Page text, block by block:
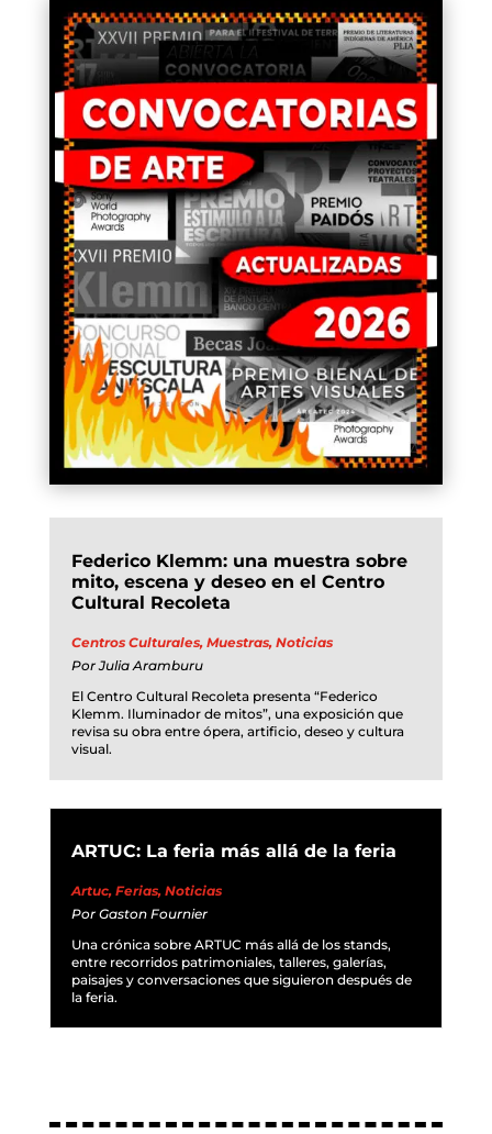
Federico Klemm: una muestra sobre
mito, escena y deseo en el Centro
Cultural Recoleta
Centros Culturales, Muestras, Noticias
PorJulia Aramburu
El Centro Cultural Recoleta presenta “Federico
Klemm. Iluminador de mitos”, una exposición que
revisa su obra entre ópera, artificio, deseo y cultura
visual.
ARTUC: La feria más allá de la feria
Artuc, Ferias, Noticias
Por Gaston Fournier
Una crónica sobre ARTUC más allá de los stands,
entre recorridos patrimoniales, talleres, galerías,
paisajes y conversaciones que siguieron después de
la feria.